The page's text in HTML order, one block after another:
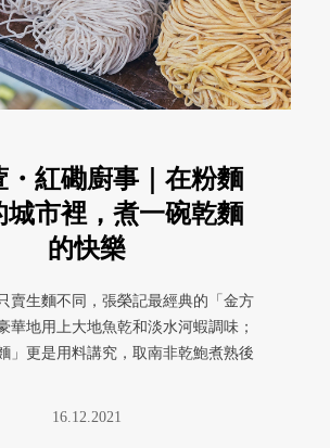
・紅磡廚事｜在粉麵
城市裡，煮一碗乾麵
的快樂
賣生麵不同，張榮記最經典的「金方
華地用上大地魚乾和淡水河蝦調味；
」更是用料講究，取南非乾鮑煮熟後
16.12.2021